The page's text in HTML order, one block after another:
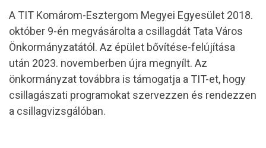
A TIT Komárom-Esztergom Megyei Egyesület 2018.
október 9-én megvásárolta a csillagdát Tata Város
Önkormányzatától. Az épület bővítése-felújítása
után 2023. novemberben újra megnyílt. Az
önkormányzat továbbra is támogatja a TIT-et, hogy
csillagászati programokat szervezzen és rendezzen
a csillagvizsgálóban.